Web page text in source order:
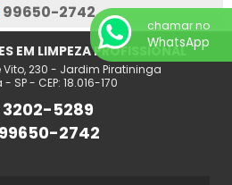
99650-2742
EM LIMPEZA PROFISSIONAL
230 - Jardim Piratininga
SP - CEP: 18.016-170
3202-5289
99650-2742
chamar no
WhatsApp